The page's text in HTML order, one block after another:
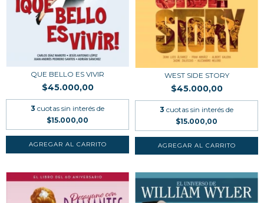
QUE BELLO ES VIVIR
$45.000,00
3 cuotas sin interés de
$15.000,00
WEST SIDE STORY
$45.000,00
3 cuotas sin interés de
$15.000,00